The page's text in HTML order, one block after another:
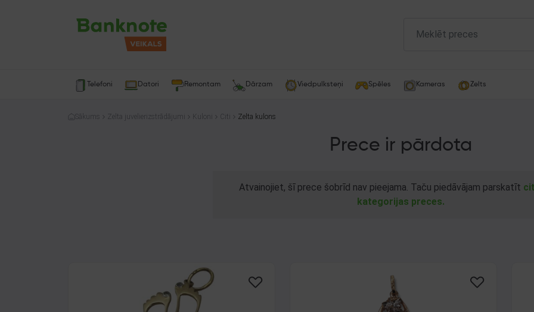
Telefoni Datori Remontam Dārzam Viedpulksteņi Spēles Kameras Zelts
Sākums Zelta juvelierizstrādājumi Kuloni Zelta kulons
Prece ir pārdota
Atvainojiet, šī prece šobrīd nav pieejama. Taču piedāvājam parskatīt
kategorijas preces.